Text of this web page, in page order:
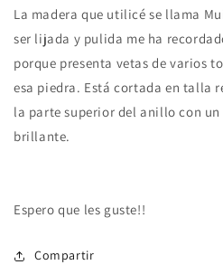
La madera que utilicé se llama
ser lijada y pulida me ha
porque presenta vetas de varios
esa piedra. Está cortada en talla
la parte superior del anillo con
brillante.
Espero que les guste!!
Compartir